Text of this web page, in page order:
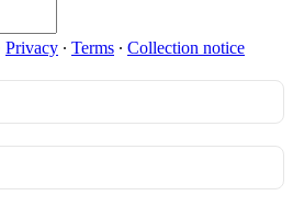
Privacy ∙ Terms ∙ Collection notice